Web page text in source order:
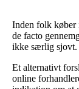
Inden folk køber
de facto
ikke særlig sjovt.
Et alternativt
online